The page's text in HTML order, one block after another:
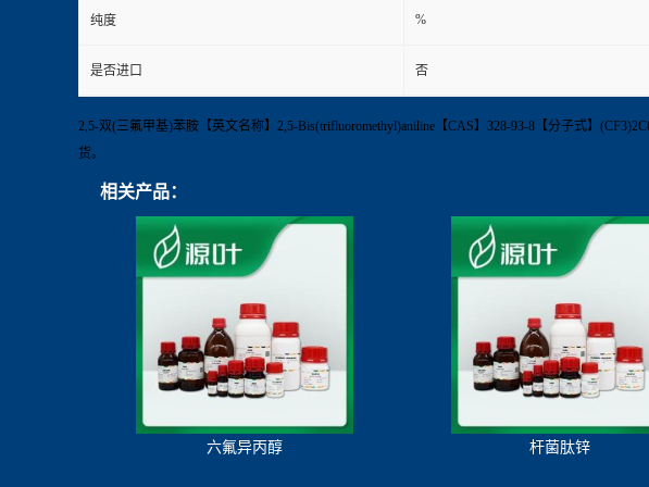
纯度 %
是否进口 否
2,5-双(三氟甲基)苯胺【英文名称】2,5-Bis(trifluoromethyl)aniline【CAS】328-93-8【分子式】
货。
相关产品：
六氟异丙醇 杆菌肽锌